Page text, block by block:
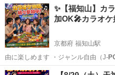
✨【福知山】カ
加OK🎤カラオケ
京都府 福知山駅
由に楽しめます ・ジャンル自由（J-
O…京都 福知山市 福知山駅